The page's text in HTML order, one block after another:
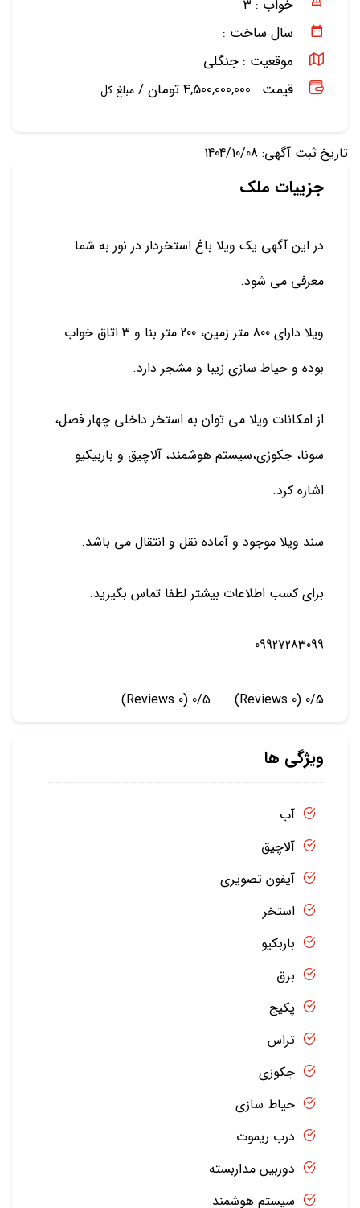
خواب : ۳
سال ساخت :
موقعیت : جنگلی
قیمت : 4,500,000,000 تومان /
مبلغ کل
تاریخ ثبت آگهی: 1404/10/08
جزییات ملک
در این آگهی یک ویلا باغ استخردار در نور به شما
معرفی می شود.
ویلا دارای 800 متر زمین، 200 متر بنا و 3 اتاق خواب
بوده و حیاط سازی زیبا و مشجر دارد.
از امکانات ویلا می توان به استخر داخلی چهار فصل،
سونا، جکوزی،سیستم هوشمند، آلاچیق و باربیکیو
اشاره کرد.
سند ویلا موجود و آماده نقل و انتقال می باشد.
برای کسب اطلاعات بیشتر لطفا تماس بگیرید.
09927283099
0/5
(0 Reviews)
0/5
(0 Reviews)
ویژگی ها
آب
آلاچیق
آیفون تصویری
استخر
باربکیو
برق
پکیج
تراس
جکوزی
حیاط سازی
درب ریموت
دوربین مداربسته
سیستم هوشمند